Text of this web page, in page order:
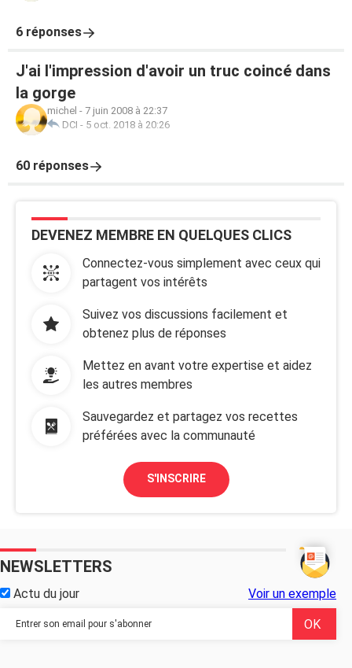
6 réponses
J'ai l'impression d'avoir un truc coincé dans
la gorge
michel - 7 juin 2008 à 22:37
DCI - 5 oct. 2018 à 20:26
60 réponses
DEVENEZ MEMBRE EN QUELQUES CLICS
Connectez-vous simplement avec ceux qui
partagent vos intérêts
Suivez vos discussions facilement et
obtenez plus de réponses
Mettez en avant votre expertise et aidez
les autres membres
Sauvegardez et partagez vos recettes
préférées avec la communauté
S'INSCRIRE
NEWSLETTERS
Actu du jour Voir un exemple